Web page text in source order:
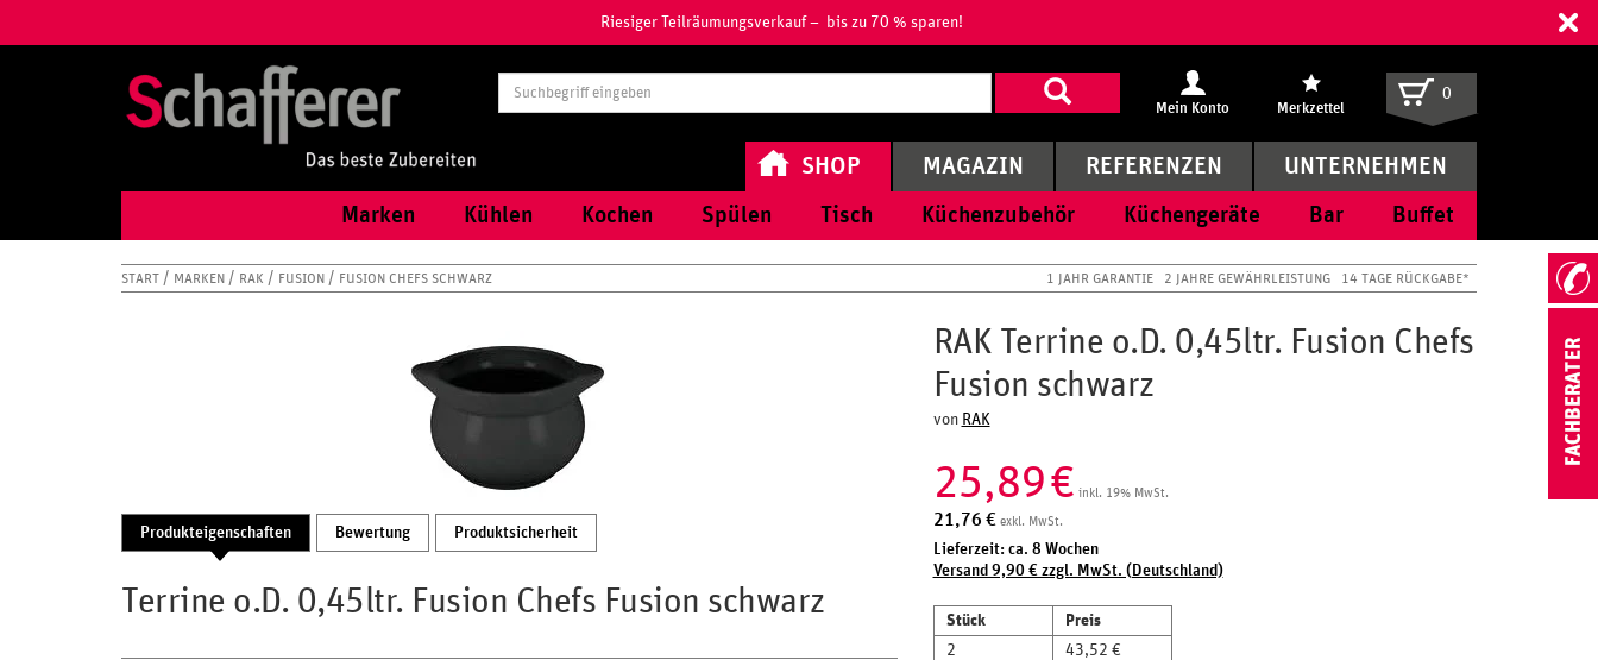
Riesiger Teilräumungsverkauf – bis zu 70 % sparen!
Suchbegriff
eingeben
Mein Konto Merkzettel
0
SHOP
Marken Kühlen Kochen Spülen Tisch Küchenzubehör Küchengeräte Bar Buffet
MAGAZIN REFERENZEN UNTERNEHMEN
START MARKEN RAK FUSION FUSION CHEFS SCHWARZ 1 JAHR GARANTIE 2 JAHRE GEWÄHRLEISTUNG 14 TAGE RÜCKGABE*
Produkteigenschaften Bewertung Produktsicherheit
Terrine o.D. 0,45ltr. Fusion Chefs Fusion schwarz
RAK Terrine o.D. 0,45ltr. Fusion Chefs
Fusion schwarz
von RAK
25,89€ inkl. 19% MwSt.
21,76 € exkl. MwSt.
Lieferzeit: ca. 8 Wochen
Versand 9,90 € zzgl. MwSt. (Deutschland)
Stück
Preis
2
43,52 €